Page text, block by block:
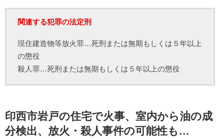
関連する犯罪の法定刑
現住建造物等放火罪…死刑または無期もしくは５年以上
の懲役
殺人罪…死刑または無期もしくは５年以上の懲役
印西市岩戸の住宅で火事、室内から油の成
分検出、放火・殺人事件の可能性も…